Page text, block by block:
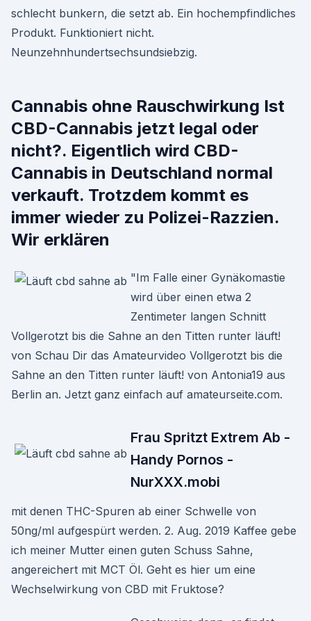
schlecht bunkern, die setzt ab. Ein hochempfindliches
Produkt. Funktioniert nicht.
Neunzehnhundertsechsundsiebzig.
Cannabis ohne Rauschwirkung Ist
CBD-Cannabis jetzt legal oder
nicht?. Eigentlich wird CBD-
Cannabis in Deutschland normal
verkauft. Trotzdem kommt es
immer wieder zu Polizei-Razzien.
Wir erklären
"Im Falle einer Gynäkomastie
wird über einen etwa 2
Zentimeter langen Schnitt
Vollgerotzt bis die Sahne an den Titten runter läuft!
von Schau Dir das Amateurvideo Vollgerotzt bis die
Sahne an den Titten runter läuft! von Antonia19 aus
Berlin an. Jetzt ganz einfach auf amateurseite.com.
Frau Spritzt Extrem Ab -
Handy Pornos -
NurXXX.mobi
mit denen THC-Spuren ab einer Schwelle von
50ng/ml aufgespürt werden. 2. Aug. 2019 Kaffee gebe
ich meiner Mutter einen guten Schuss Sahne,
angereichert mit MCT Öl. Geht es hier um eine
Wechselwirkung von CBD mit Fruktose?